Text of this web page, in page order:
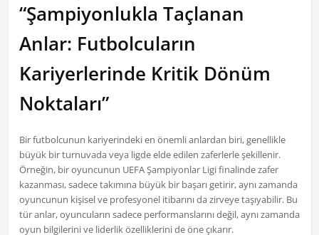
“Şampiyonlukla Taçlanan
Anlar: Futbolcuların
Kariyerlerinde Kritik Dönüm
Noktaları”
Bir futbolcunun kariyerindeki en önemli anlardan biri, genellikle
büyük bir turnuvada veya ligde elde edilen zaferlerle şekillenir.
Örneğin, bir oyuncunun UEFA Şampiyonlar Ligi finalinde zafer
kazanması, sadece takımına büyük bir başarı getirir, aynı zamanda
oyuncunun kişisel ve profesyonel itibarını da zirveye taşıyabilir. Bu
tür anlar, oyuncuların sadece performanslarını değil, aynı zamanda
oyun bilgilerini ve liderlik özelliklerini de öne çıkarır.